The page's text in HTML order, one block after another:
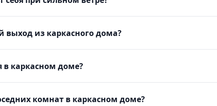
выход из каркасного дома?
в каркасном доме?
комнат в каркасном доме?